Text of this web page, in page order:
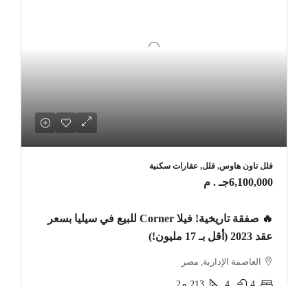
فلل تاون هاوس, فلل, عقارات سكنية
6,100,000جـ . م
🔥 صفقة تاريخية! فيلا Corner للبيع في سيليا بسعر
عقد 2023 (أقل بـ 17 مليون!)
العاصمة الإدارية, مصر